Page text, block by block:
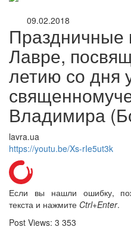
12 сентября 2015
09.02.2018
Праздничные
Лавре,
летию со дня
Владимира
lavra.ua
https://youtu.be/Xs-rIe5ut3k
Если вы нашли ошибку,
текста и нажмите Ctrl+Enter.
Post Views: 3 353